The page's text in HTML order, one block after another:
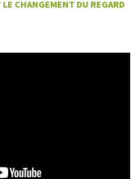
CHANGEMENT DU REGARD